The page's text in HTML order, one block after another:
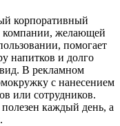
корпоративный
компании, желающей
помогает
напитков и долго
В рекламном
с нанесением
или сотрудников.
каждый день, а